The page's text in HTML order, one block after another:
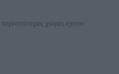
χώρες έχουν